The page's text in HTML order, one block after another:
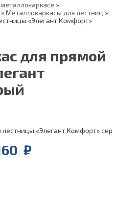
»
»Металлокаркасы для лестниц »
«Элегант Комфорт»
для прямой
₽